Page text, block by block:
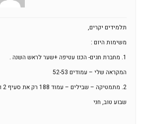
תלמידים יקרים,
משימות היום :
1. מחברת חגים- הכנו עטיפה +שער לראש השנה .
המקראה שלי – עמודים 52-53
2. מתמטיקה – שבילים – עמוד 188 רק את סעיף 2 ובנוסף עמודים 189-192.
שבוע טוב, חני